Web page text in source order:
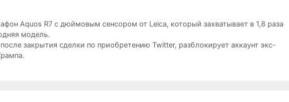
Aquos R7 с дюймовым сенсором от Leica, который захватывает в 1,8 раза
модель.
закрытия сделки по приобретению Twitter, разблокирует аккаунт экс-